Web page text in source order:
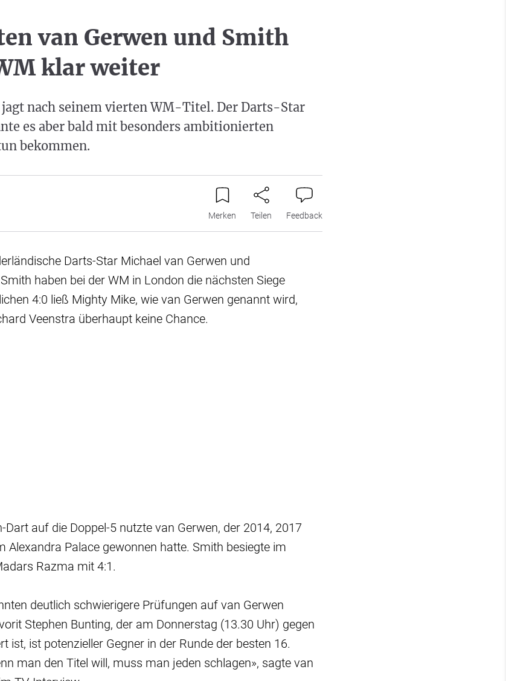
van Gerwen und Smith
klar weiter
nach seinem vierten WM-Titel. Der Darts-Star
es aber bald mit besonders ambitionierten
bekommen.
Merken Teilen Feedback
Darts-Star Michael van Gerwen und
haben bei der WM in London die nächsten Siege
4:0 ließ Mighty Mike, wie van Gerwen genannt wird,
Veenstra überhaupt keine Chance.
Dart auf die Doppel-5 nutzte van Gerwen, der 2014, 2017
Alexandra Palace gewonnen hatte. Smith besiegte im
Razma mit 4:1.
deutlich schwierigere Prüfungen auf van Gerwen
Stephen Bunting, der am Donnerstag (13.30 Uhr) gegen
ist, ist potenzieller Gegner in der Runde der besten 16.
man den Titel will, muss man jeden schlagen», sagte van